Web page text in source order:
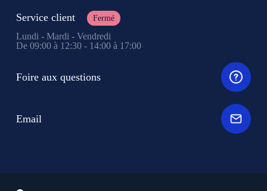
Service client Fermé
Lundi - Mardi - Vendredi
De 09:00 à 12:30 - 14:00 à 17:00
Foire aux questions
Email